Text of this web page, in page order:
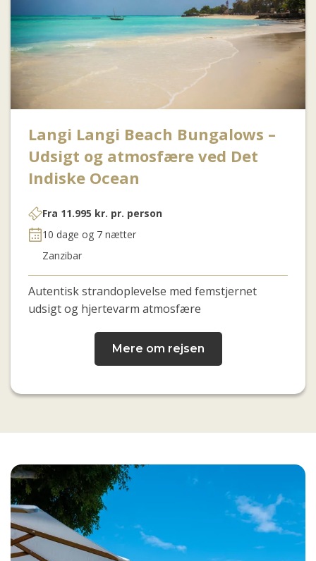
Langi Langi Beach Bungalows –
Udsigt og atmosfære ved Det
Indiske Ocean
Fra 11.995 kr. pr. person
10 dage og 7 nætter
Zanzibar
Autentisk strandoplevelse med femstjernet
udsigt og hjertevarm atmosfære
Mere om rejsen